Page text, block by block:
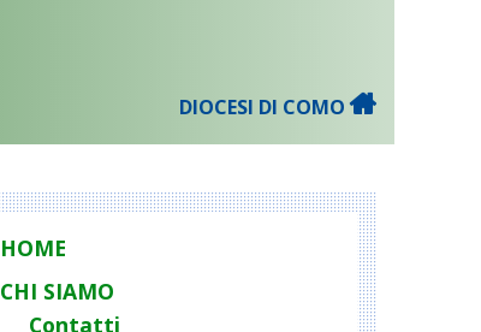
DIOCESI DI COMO
HOME
CHI SIAMO
Contatti